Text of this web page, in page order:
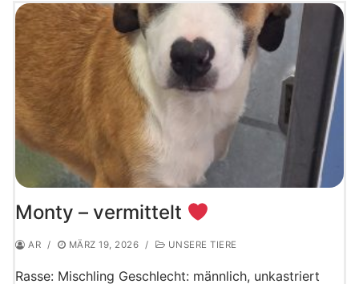
Monty – vermittelt
AR / MÄRZ 19, 2026 / UNSERE TIERE
Rasse: Mischling Geschlecht: männlich, unkastriert